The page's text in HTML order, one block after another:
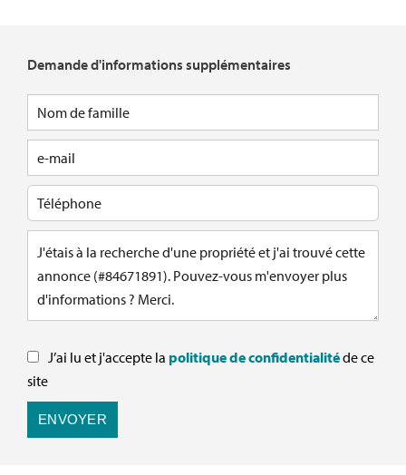
Demande d'informations supplémentaires
J’ai lu et j'accepte la politique de confidentialitéde ce
site
ENVOYER